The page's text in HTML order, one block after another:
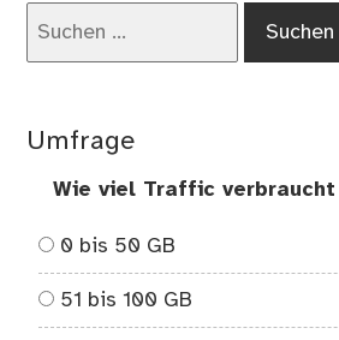
Umfrage
Wie viel Traffic
0 bis 50 GB
51 bis 100 GB